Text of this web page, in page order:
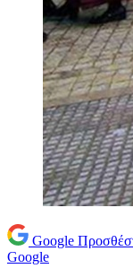
Google
Google